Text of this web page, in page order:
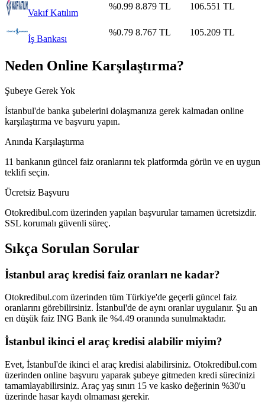
Vakıf Katılım
%0.99 8.879 TL 106.551 TL
İş Bankası
%0.79 8.767 TL 105.209 TL
Neden Online Karşılaştırma?
Şubeye Gerek Yok
İstanbul'de banka şubelerini dolaşmanıza gerek kalmadan online
karşılaştırma ve başvuru yapın.
Anında Karşılaştırma
11 bankanın güncel faiz oranlarını tek platformda görün ve en uygun
teklifi seçin.
Ücretsiz Başvuru
Otokredibul.com üzerinden yapılan başvurular tamamen ücretsizdir.
SSL korumalı güvenli süreç.
Sıkça Sorulan Sorular
İstanbul araç kredisi faiz oranları ne kadar?
Otokredibul.com üzerinden tüm Türkiye'de geçerli güncel faiz
oranlarını görebilirsiniz. İstanbul'de de aynı oranlar uygulanır. Şu an
en düşük faiz ING Bank ile %4.49 oranında sunulmaktadır.
İstanbul ikinci el araç kredisi alabilir miyim?
Evet, İstanbul'de ikinci el araç kredisi alabilirsiniz. Otokredibul.com
üzerinden online başvuru yaparak şubeye gitmeden kredi sürecinizi
tamamlayabilirsiniz. Araç yaş sınırı 15 ve kasko değerinin %30'u
üzerinde hasar kaydı olmaması gerekir.